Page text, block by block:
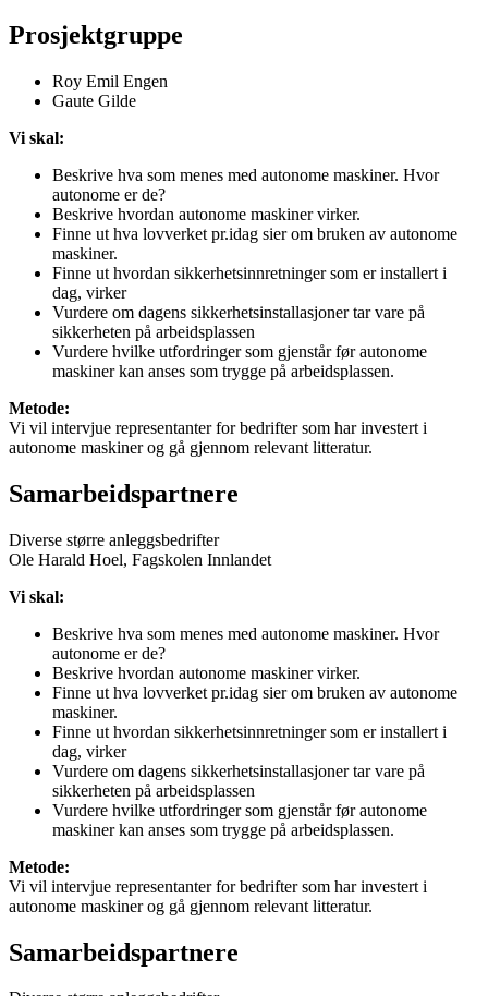
Prosjektgruppe
Roy Emil Engen
Gaute Gilde
Vi skal:
Beskrive hva som menes med autonome maskiner. Hvor
autonome er de?
Beskrive hvordan autonome maskiner virker.
Finne ut hva lovverket pr.idag sier om bruken av autonome
maskiner.
Finne ut hvordan sikkerhetsinnretninger som er installert i
dag, virker
Vurdere om dagens sikkerhetsinstallasjoner tar vare på
sikkerheten på arbeidsplassen
Vurdere hvilke utfordringer som gjenstår før autonome
maskiner kan anses som trygge på arbeidsplassen.
Metode:
Vi vil intervjue representanter for bedrifter som har investert i
autonome maskiner og gå gjennom relevant litteratur.
Samarbeidspartnere
Diverse større anleggsbedrifter
Ole Harald Hoel, Fagskolen Innlandet
Vi skal:
Beskrive hva som menes med autonome maskiner. Hvor
autonome er de?
Beskrive hvordan autonome maskiner virker.
Finne ut hva lovverket pr.idag sier om bruken av autonome
maskiner.
Finne ut hvordan sikkerhetsinnretninger som er installert i
dag, virker
Vurdere om dagens sikkerhetsinstallasjoner tar vare på
sikkerheten på arbeidsplassen
Vurdere hvilke utfordringer som gjenstår før autonome
maskiner kan anses som trygge på arbeidsplassen.
Metode:
Vi vil intervjue representanter for bedrifter som har investert i
autonome maskiner og gå gjennom relevant litteratur.
Samarbeidspartnere